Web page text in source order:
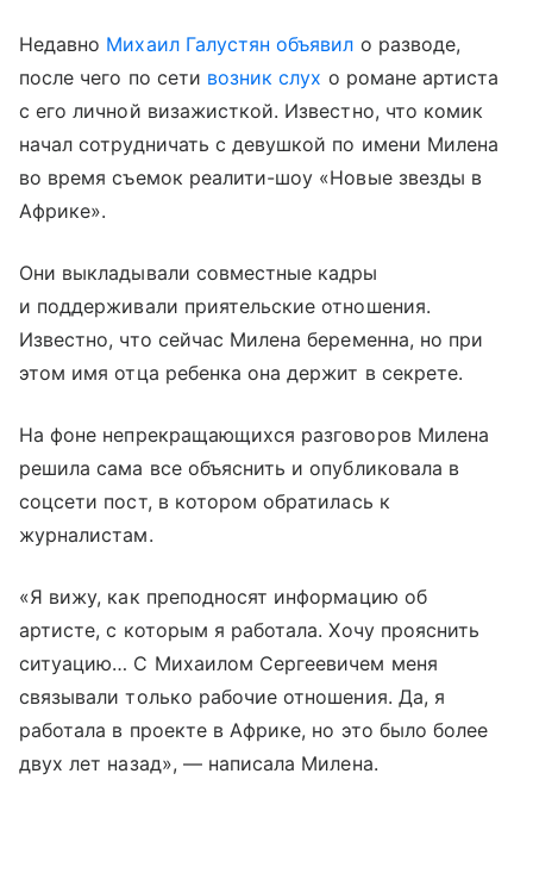
Недавно Михаил Галустян объявил о разводе,
после чего по сети возник слух о романе артиста
с его личной визажисткой. Известно, что комик
начал сотрудничать с девушкой по имени Милена
во время съемок реалити-шоу «Новые звезды в
Африке».
Они выкладывали совместные кадры
и поддерживали приятельские отношения.
Известно, что сейчас Милена беременна, но при
этом имя отца ребенка она держит в секрете.
На фоне непрекращающихся разговоров Милена
решила сама все объяснить и опубликовала в
соцсети пост, в котором обратилась к
журналистам.
«Я вижу, как преподносят информацию об
артисте, с которым я работала. Хочу прояснить
ситуацию… С Михаилом Сергеевичем меня
связывали только рабочие отношения. Да, я
работала в проекте в Африке, но это было более
двух лет назад», — написала Милена.